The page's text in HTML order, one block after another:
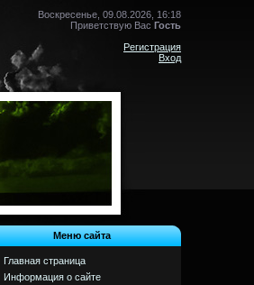
Воскресенье, 09.08.2026, 16:18
Приветствую Вас Гость
Регистрация
Вход
Меню сайта
Главная страница
Информация о сайте